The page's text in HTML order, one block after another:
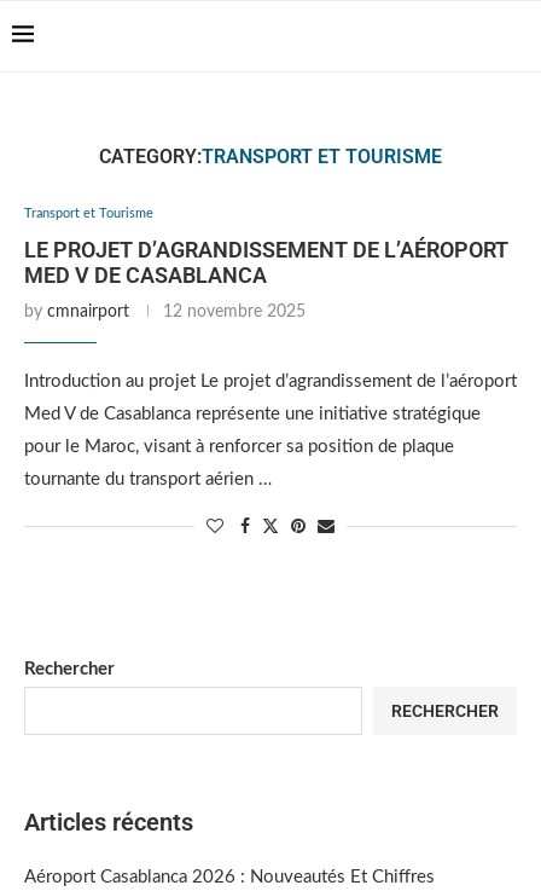
CATEGORY:TRANSPORT ET TOURISME
Transport et Tourisme
LE PROJET D’AGRANDISSEMENT DE L’AÉROPORT
MED V DE CASABLANCA
by cmnairport 12 novembre 2025
Introduction au projet Le projet d’agrandissement de l’aéroport
Med V de Casablanca représente une initiative stratégique
pour le Maroc, visant à renforcer sa position de plaque
tournante du transport aérien …
Rechercher
RECHERCHER
Articles récents
Aéroport Casablanca 2026 : Nouveautés Et Chiffres